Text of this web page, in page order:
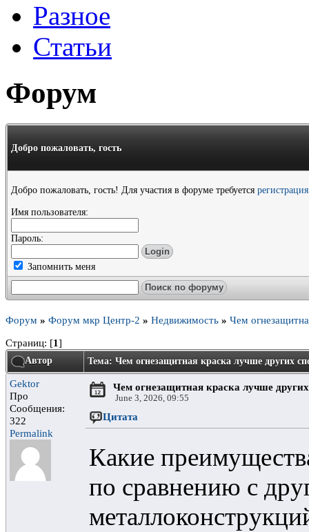
Разное
Статьи
Форум
Добро пожаловать, гость
Добро пожаловать, гость! Для участия в форуме требуется
Имя пользователя:
Пароль:
Запомнить меня
Форум » Форум мкр Центр-2 » Недвижимость » Чем
Страниц: [1]
Автор Тема: Чем огнезащитная краска лучше других
Gektor
Про
Сообщения:
322
Permalink
Чем огнезащитная краска лучше
June 3, 2026, 09:55
Цитата
Какие
по сравнению с